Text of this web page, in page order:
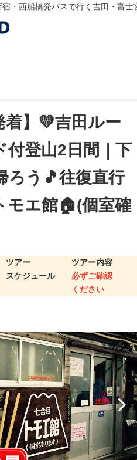
・西船橋発バスで行く吉田・富
日本語ガイド付登山2日間｜下山
＋七合目トモエ館🏠(個室確約)
着】💛吉田ルー
付登山2日間｜下
ろう🎵往復直行
モエ館🏠(個室確
ツアー
スケジュール
ツアー内容
必ずご確認
ください